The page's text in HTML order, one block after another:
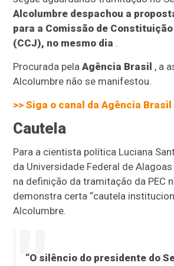
Alcolumbre despachou a
para a Comissão de
(CCJ), no mesmo dia .
Procurada pelaAgência Brasil , a
Alcolumbre não se manifestou.
>> Siga o canal daAgência Brasil
Cautela
Para a cientista política Luciana
da Universidade Federal de
na definição da tramitação da PEC
demonstra certa “cautela
Alcolumbre.
“O silêncio do presidente do